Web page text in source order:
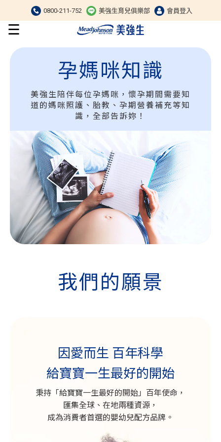
0800-211-752 美強生育兒俱樂部 會員登入
☰
孕媽咪知識
美強生陪伴每位孕媽咪，懷孕期間需要知
道的媽咪照護、胎教、孕期營養補充等知
識，全部告訴妳！
我們的願景
因愛而生 百年科學
給寶寶一生最好的開始
秉持「給寶寶一生最好的開始」百年使命，
匯集全球、在地兩種資源，
成為消費者首選的嬰幼兒配方品牌。